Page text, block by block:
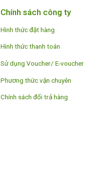
Chính sách công ty
Hình thức đặt hàng
Hình thức thanh toán
Sử dụng Voucher/ E-voucher
Phương thức vận chuyên
Chính sách đổi trả hàng